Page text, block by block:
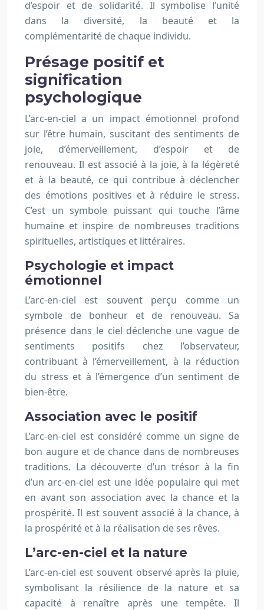
d’espoir et de solidarité. Il symbolise l’unité
dans la diversité, la beauté et la
complémentarité de chaque individu.
Présage positif et
signification
psychologique
L’arc-en-ciel a un impact émotionnel profond
sur l’être humain, suscitant des sentiments de
joie, d’émerveillement, d’espoir et de
renouveau. Il est associé à la joie, à la légèreté
et à la beauté, ce qui contribue à déclencher
des émotions positives et à réduire le stress.
C’est un symbole puissant qui touche l’âme
humaine et inspire de nombreuses traditions
spirituelles, artistiques et littéraires.
Psychologie et impact
émotionnel
L’arc-en-ciel est souvent perçu comme un
symbole de bonheur et de renouveau. Sa
présence dans le ciel déclenche une vague de
sentiments positifs chez l’observateur,
contribuant à l’émerveillement, à la réduction
du stress et à l’émergence d’un sentiment de
bien-être.
Association avec le positif
L’arc-en-ciel est considéré comme un signe de
bon augure et de chance dans de nombreuses
traditions. La découverte d’un trésor à la fin
d’un arc-en-ciel est une idée populaire qui met
en avant son association avec la chance et la
prospérité. Il est souvent associé à la chance, à
la prospérité et à la réalisation de ses rêves.
L’arc-en-ciel et la nature
L’arc-en-ciel est souvent observé après la pluie,
symbolisant la résilience de la nature et sa
capacité à renaître après une tempête. Il